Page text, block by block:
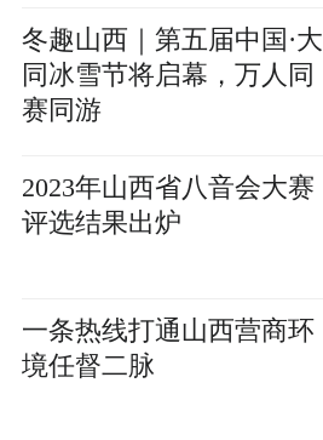
冬趣山西｜第五届中国·大
同冰雪节将启幕，万人同
赛同游
2023年山西省八音会大赛
评选结果出炉
一条热线打通山西营商环
境任督二脉